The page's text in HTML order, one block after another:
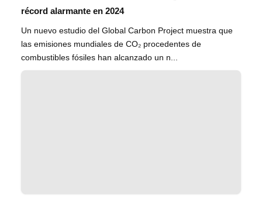
récord alarmante en 2024
Un nuevo estudio del Global Carbon Project muestra que
las emisiones mundiales de CO₂ procedentes de
combustibles fósiles han alcanzado un n...